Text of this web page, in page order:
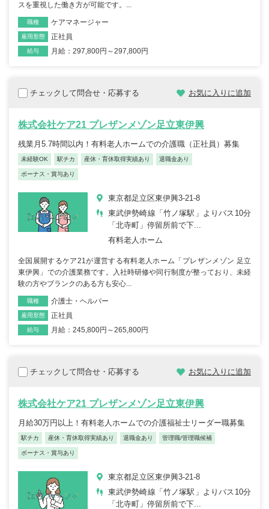
スを重視した働き方が可能です。...
職種 ケアマネージャー
雇用形態 正社員
給与 月給：297,800円～297,800円
チェックして問合せ・応募する お気に入りに追加
株式会社ケア21 プレザンメゾン足立東伊興
残業月5.7時間以内！有料老人ホームでの介護職（正社員）募集
未経験OK 駅チカ 産休・育休取得実績あり 退職金あり
ボーナス・賞与あり
東京都足立区東伊興3-21-8
東武伊勢崎線「竹ノ塚駅」よりバス10分
「北寺町」停留所前で下...
有料老人ホーム
全国展開するケア21が運営する有料老人ホーム「プレザンメゾン 足立
東伊興」での介護業務です。入社時研修や同行制度が整っており、未経
験の方やブランクのある方も安心...
職種 介護士・ヘルパー
雇用形態 正社員
給与 月給：245,800円～265,800円
チェックして問合せ・応募する お気に入りに追加
株式会社ケア21 プレザンメゾン足立東伊興
月給30万円以上！有料老人ホームでの介護福祉士リーダー職募集
駅チカ 産休・育休取得実績あり 退職金あり 管理職/管理職候補
ボーナス・賞与あり
東京都足立区東伊興3-21-8
東武伊勢崎線「竹ノ塚駅」よりバス10分
「北寺町」停留所前で下...